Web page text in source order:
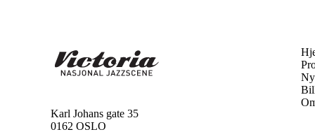
Karl Johans gate 35
0162 OSLO